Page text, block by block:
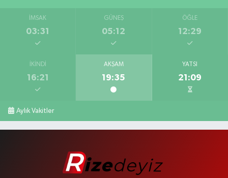
İMSAK
03:31
GÜNEŞ
05:12
ÖĞLE
12:29
İKINDI
16:21
AKŞAM
19:35
YATSI
21:09
Aylık Vakitler